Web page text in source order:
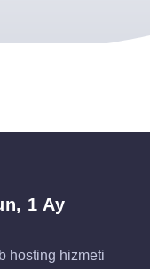
1 Ay
hosting hizmeti